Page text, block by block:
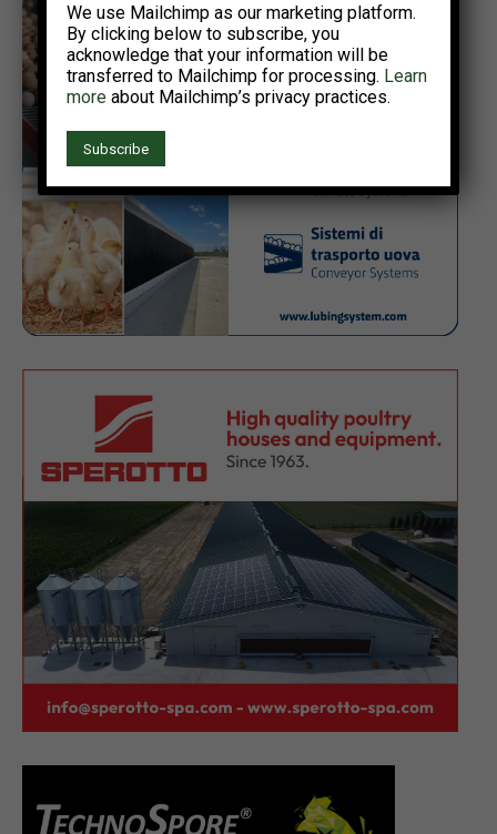
We use Mailchimp as our marketing platform.
By clicking below to subscribe, you
acknowledge that your information will be
transferred to Mailchimp for processing. Learn
more about Mailchimp’s privacy practices.